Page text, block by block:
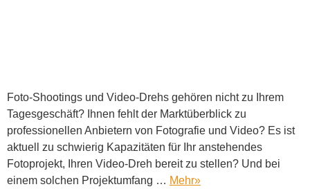
Foto-Shootings und Video-Drehs gehören nicht zu Ihrem
Tagesgeschäft? Ihnen fehlt der Marktüberblick zu
professionellen Anbietern von Fotografie und Video? Es ist
aktuell zu schwierig Kapazitäten für Ihr anstehendes
Fotoprojekt, Ihren Video-Dreh bereit zu stellen? Und bei
einem solchen Projektumfang … Mehr»